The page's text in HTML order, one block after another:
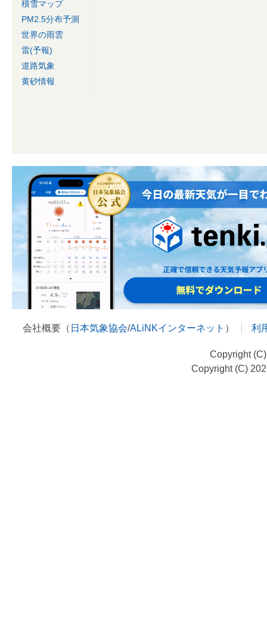
積雪マップ
PM2.5分布予測
世界の雨雲
雷(予報)
道路気象
黄砂情報
会社概要（ 日本気象協会/ALiNKインターネット ） 利
Copyright
Copyright (C)